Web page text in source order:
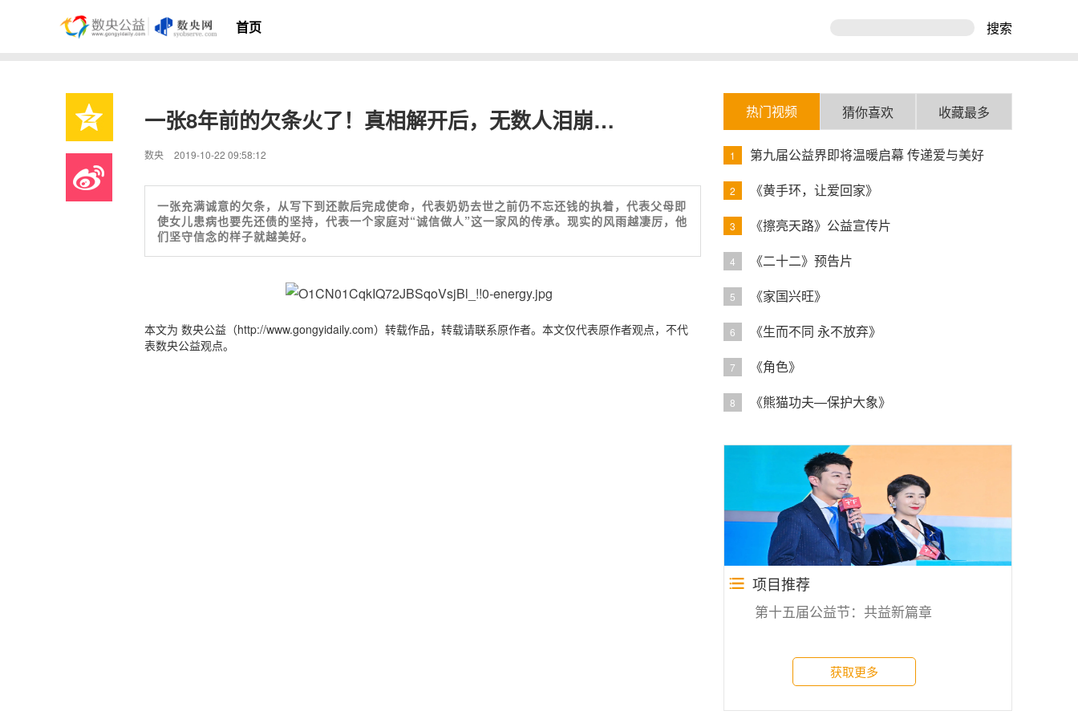
首页 搜索
一张8年前的欠条火了！真相解开后，无数人泪崩…
数央 2019-10-22 09:58:12
一张充满诚意的欠条，从写下到还款后完成使命，代表奶奶去世之前仍不忘还钱的执着，代表父母即
使女儿患病也要先还债的坚持，代表一个家庭对“诚信做人”这一家风的传承。现实的风雨越凄厉，他
们坚守信念的样子就越美好。
本文为 数央公益（http://www.gongyidaily.com）转载作品，转载请联系原作者。本文仅代表原作者观点，不代
表数央公益观点。
热门视频 猜你喜欢 收藏最多
1 第九届公益界即将温暖启幕 传递爱与美好
2 《黄手环，让爱回家》
3 《擦亮天路》公益宣传片
4 《二十二》预告片
5 《家国兴旺》
6 《生而不同 永不放弃》
7 《角色》
8 《熊猫功夫—保护大象》
项目推荐
第十五届公益节：共益新篇章
获取更多